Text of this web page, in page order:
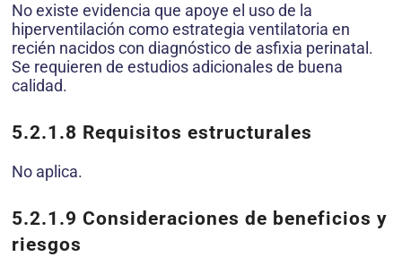
No existe evidencia que apoye el uso de la
hiperventilación como estrategia ventilatoria en
recién nacidos con diagnóstico de asfixia perinatal.
Se requieren de estudios adicionales de buena
calidad.
5.2.1.8 Requisitos estructurales
No aplica.
5.2.1.9 Consideraciones de beneficios y
riesgos